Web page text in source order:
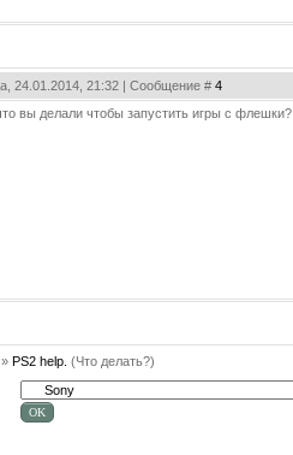
24.01.2014, 21:32 | Сообщение # 4
что вы делали чтобы запустить игры с флешки?
» PS2 help. (Что делать?)